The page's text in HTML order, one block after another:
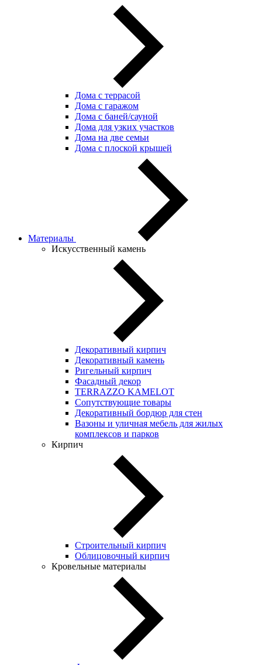
Дома с террасой
Дома с гаражом
Дома с баней/сауной
Дома для узких участков
Дома на две семьи
Дома с плоской крышей
Материалы
Искусственный камень
Декоративный кирпич
Декоративный камень
Ригельный кирпич
Фасадный декор
TERRAZZO KAMELOT
Сопутствующие товары
Декоративный бордюр для стен
Вазоны и уличная мебель для жилых
комплексов и парков
Кирпич
Строительный кирпич
Облицовочный кирпич
Кровельные материалы